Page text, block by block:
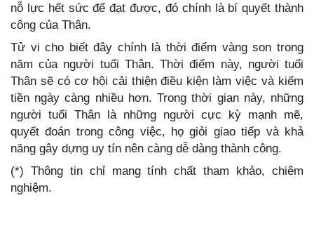
nỗ lực hết sức để đạt được, đó chính là bí quyết thành
công của Thân.
Tử vi cho biết đây chính là thời điểm vàng son trong
năm của người tuổi Thân. Thời điểm này, người tuổi
Thân sẽ có cơ hội cải thiện điều kiện làm việc và kiếm
tiền ngày càng nhiều hơn. Trong thời gian này, những
người tuổi Thân là những người cực kỳ mạnh mẽ,
quyết đoán trong công việc, họ giỏi giao tiếp và khả
năng gây dựng uy tín nên càng dễ dàng thành công.
(*) Thông tin chỉ mang tính chất tham khảo, chiêm
nghiệm.